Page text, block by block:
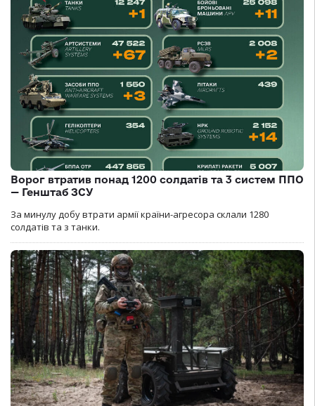
Ворог втратив понад 1200 солдатів та 3 систем ППО
— Генштаб ЗСУ
За минулу добу втрати армії країни-агресора склали 1280
солдатів та з танки.